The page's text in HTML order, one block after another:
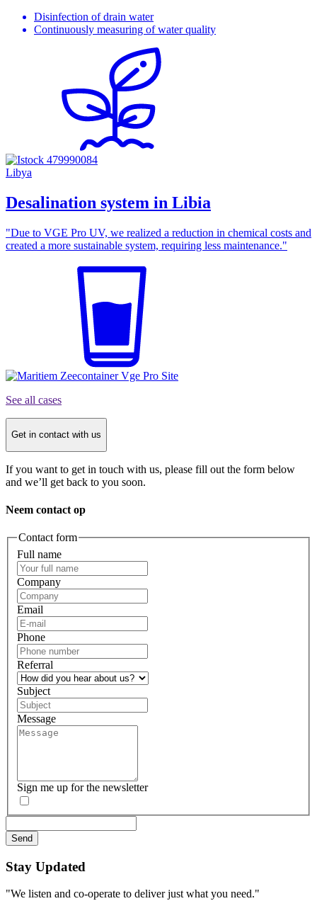
Disinfection of drain water
Continuously measuring of water quality
Libya
Desalination system in Libia
"Due to VGE Pro UV, we realized a reduction in chemical costs and
created a more sustainable system, requiring less maintenance."
See all cases
Get in contact with us
If you want to get in touch with us, please fill out the form below
and we’ll get back to you soon.
Neem contact op
Contact form
Full name
Company
Email
Phone
Referral
Subject
Message
Sign me up for the newsletter
Stay Updated
"We listen and co-operate to deliver just what you need."